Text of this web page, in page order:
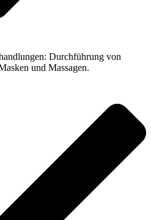
Durchführung von
und Massagen.